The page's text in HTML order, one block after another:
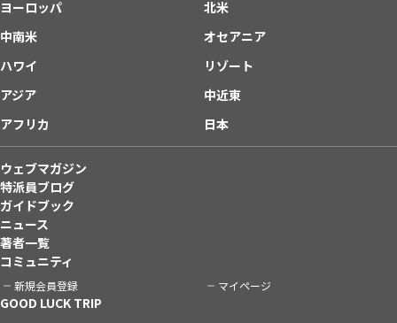
ヨーロッパ
北米
中南米
オセアニア
ハワイ
リゾート
アジア
中近東
アフリカ
日本
ウェブマガジン
特派員ブログ
ガイドブック
ニュース
著者一覧
コミュニティ
新規会員登録 マイページ
GOOD LUCK TRIP